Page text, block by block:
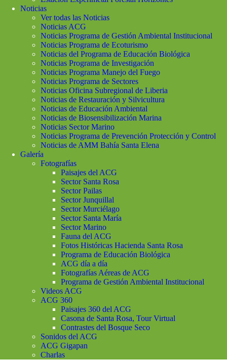
Noticias
Ver todas las Noticias
Noticias ACG
Noticias Programa de Gestión Ambiental Institucional
Noticias Programa de Ecoturismo
Noticias del Programa de Educación Biológica
Noticias Programa de Investigación
Noticias Programa Manejo del Fuego
Noticias Programa de Sectores
Noticias Oficina Subregional de Liberia
Noticias de Restauración y Silvicultura
Noticias de Educación Ambiental
Noticias de Biosensibilización Marina
Noticias Sector Marino
Noticias Programa de Prevención Protección y Control
Noticias de AMM Bahía Santa Elena
Galería
Fotografías
Paisajes del ACG
Sector Santa Rosa
Sector Pailas
Sector Junquillal
Sector Murciélago
Sector Santa María
Sector Marino
Fauna del ACG
Fotos Históricas Hacienda Santa Rosa
Programa de Educación Biológica
ACG día a día
Fotografías Aéreas de ACG
Programa de Gestión Ambiental Institucional
Videos ACG
ACG 360
Paisajes 360 del ACG
Casona de Santa Rosa, Tour Virtual
Contrastes del Bosque Seco
Sonidos del ACG
ACG Gigapan
Charlas